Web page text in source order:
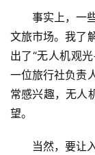
兴
智
慧
旅
登录
事实上，一
文旅市场。我了
出了“无人机观
一位旅行社负责
常感兴趣，无人
望。
当然，要让